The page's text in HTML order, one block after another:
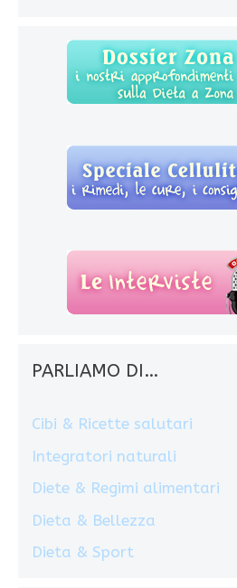
PARLIAMO DI…
Cibi & Ricette salutari
Integratori naturali
Diete & Regimi alimentari
Dieta & Bellezza
Dieta & Sport